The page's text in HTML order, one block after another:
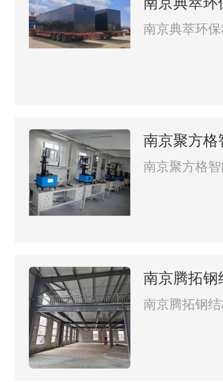
南京典萃环
南京聚方格
南京聚方格
南京腾拓钢
南京腾拓钢